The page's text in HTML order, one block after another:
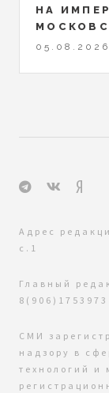
НА
05.08.2026
Адрес
с.1
Главный
8(906)1753973
СМИ
надзору в
технологий и